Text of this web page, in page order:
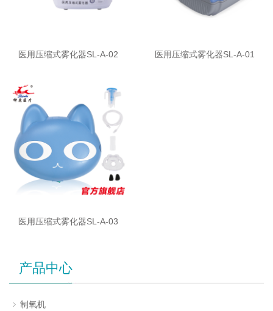
医用压缩式雾化器SL-A-02 医用压缩式雾化器SL-A-01
医用压缩式雾化器SL-A-03
产品中心
制氧机